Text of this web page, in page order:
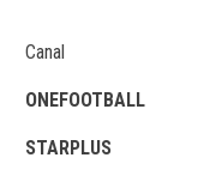
Canal
ONEFOOTBALL
STARPLUS